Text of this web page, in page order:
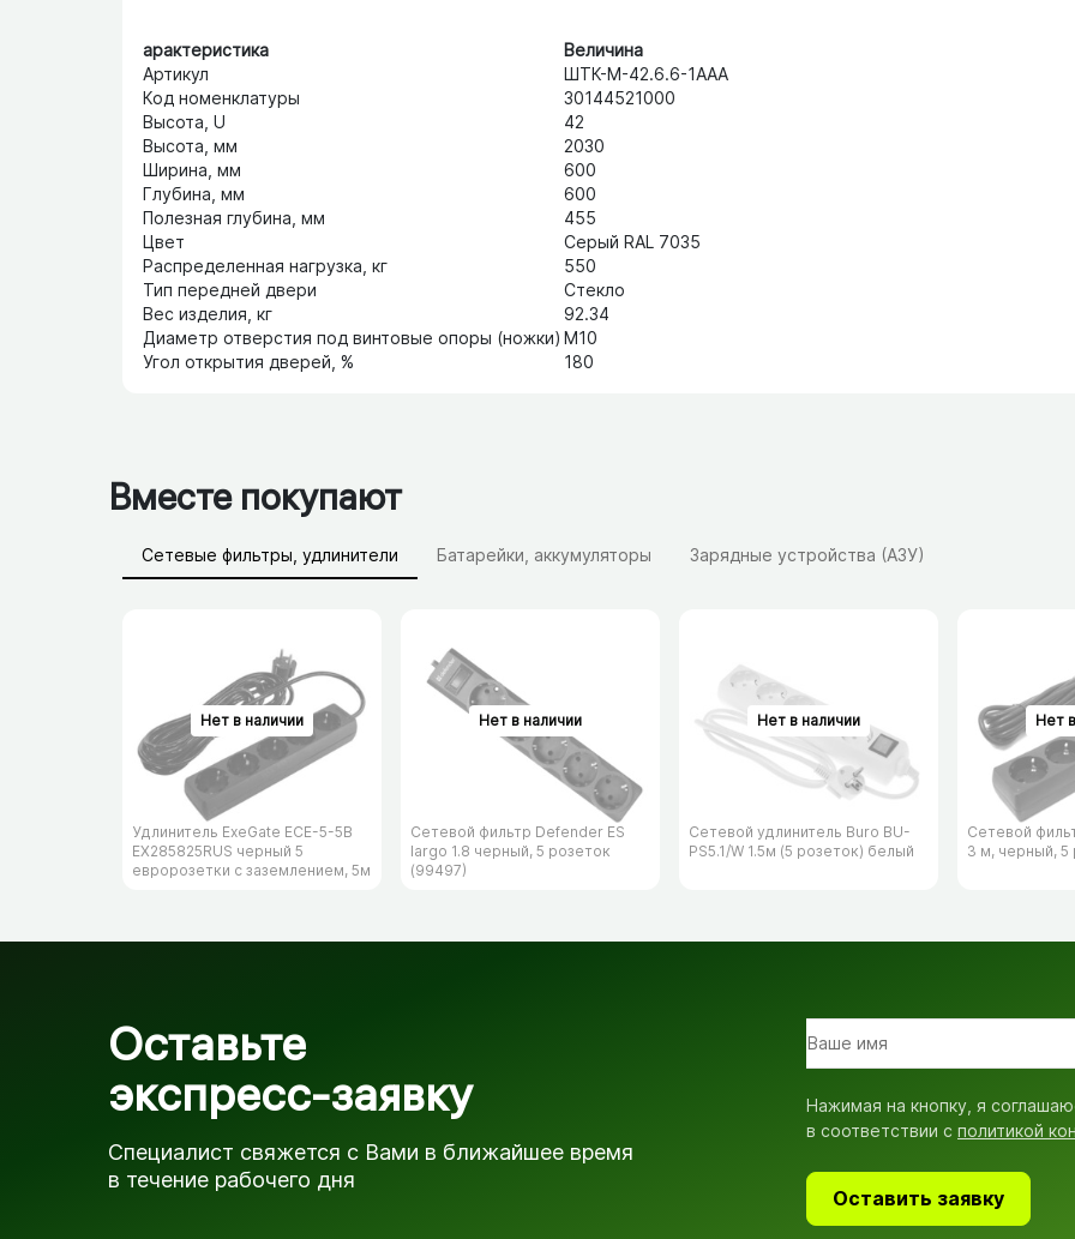
арактеристика
Величина
Артикул
ШТК-М-42.6.6-1ААА
Код номенклатуры
30144521000
Высота, U
42
Высота, мм
2030
Ширина, мм
600
Глубина, мм
600
Полезная глубина, мм
455
Цвет
Серый RAL 7035
Распределенная нагрузка, кг
550
Тип передней двери
Стекло
Вес изделия, кг
92.34
Диаметр отверстия под винтовые опоры (ножки) М10
Угол открытия дверей, %
180
Вместе покупают
Сетевые фильтры, удлинители Батарейки, аккумуляторы Зарядные устройства (АЗУ)
Удлинитель ExeGate ECE-5-5B
EX285825RUS черный 5
евророзетки с заземлением, 5м
Сетевой фильтр Defender ES
largo 1.8 черный, 5 розеток
(99497)
Сетевой удлинитель Buro BU-
PS5.1/​W 1.5м (5 розеток) белый
Сетевой
3 м, черный, 5
Оставьте
экспресс-заявку
Специалист свяжется с Вами в ближайшее время
в течение рабочего дня
Нажимая на кнопку, я
в соответствии с политикой
Оставить заявку